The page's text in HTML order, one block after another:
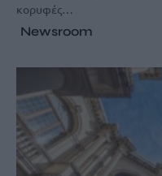
κορυφές…
Newsroom